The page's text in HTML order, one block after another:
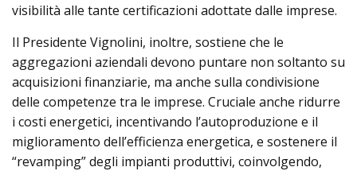
visibilità alle tante certificazioni adottate dalle imprese.
Il Presidente Vignolini, inoltre, sostiene che le
aggregazioni aziendali devono puntare non soltanto su
acquisizioni finanziarie, ma anche sulla condivisione
delle competenze tra le imprese. Cruciale anche ridurre
i costi energetici, incentivando l’autoproduzione e il
miglioramento dell’efficienza energetica, e sostenere il
“revamping” degli impianti produttivi, coinvolgendo,